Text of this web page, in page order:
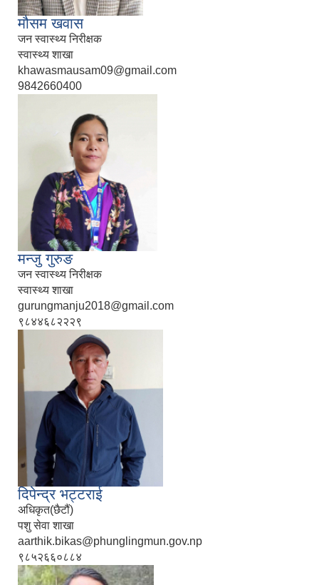
मौसम खवास
जन स्वास्थ्य निरीक्षक
स्वास्थ्य शाखा
khawasmausam09@gmail.com
9842660400
मन्जु गुरुङ
जन स्वास्थ्य निरीक्षक
स्वास्थ्य शाखा
gurungmanju2018@gmail.com
९८४४६८२२२९
दिपेन्द्र भट्टराई
अधिकृत(छैटौं)
पशु सेवा शाखा
aarthik.bikas@phunglingmun.gov.np
९८५२६६०८८४